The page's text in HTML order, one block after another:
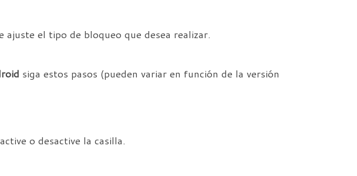
ajuste el tipo de bloqueo que desea realizar.
siga estos pasos (pueden variar en función de la versión
o desactive la casilla.